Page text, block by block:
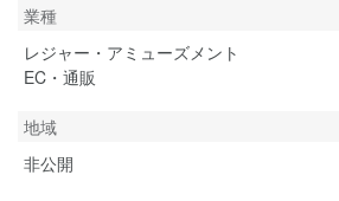
業種
レジャー・アミューズメント
EC・通販
地域
非公開